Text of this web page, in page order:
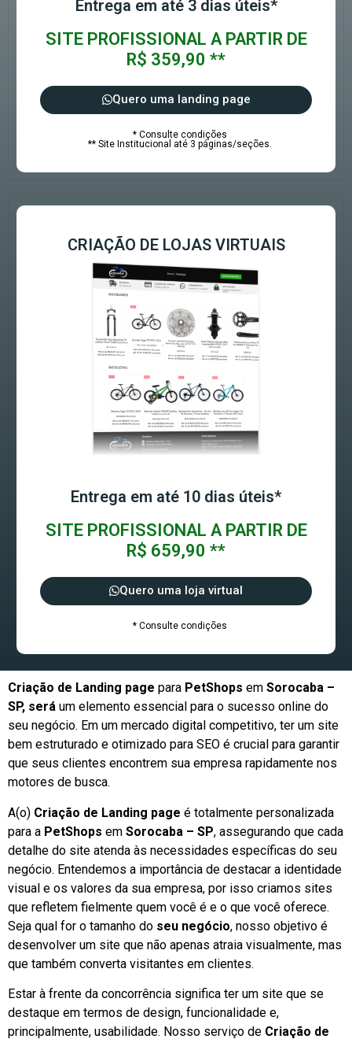
Entrega em até 3 dias úteis*
SITE PROFISSIONAL A PARTIR DE
R$ 359,90 **
Quero uma landing page
* Consulte condições
** Site Institucional até 3 páginas/seções.
CRIAÇÃO DE LOJAS VIRTUAIS
Entrega em até 10 dias úteis*
SITE PROFISSIONAL A PARTIR DE
R$ 659,90 **
Quero uma loja virtual
* Consulte condições
Criação de Landing page para PetShops em Sorocaba –
SP, será um elemento essencial para o sucesso online do
seu negócio. Em um mercado digital competitivo, ter um site
bem estruturado e otimizado para SEO é crucial para garantir
que seus clientes encontrem sua empresa rapidamente nos
motores de busca.
A(o) Criação de Landing page é totalmente personalizada
para a PetShops em Sorocaba – SP, assegurando que cada
detalhe do site atenda às necessidades específicas do seu
negócio. Entendemos a importância de destacar a identidade
visual e os valores da sua empresa, por isso criamos sites
que refletem fielmente quem você é e o que você oferece.
Seja qual for o tamanho do seu negócio, nosso objetivo é
desenvolver um site que não apenas atraia visualmente, mas
que também converta visitantes em clientes.
Estar à frente da concorrência significa ter um site que se
destaque em termos de design, funcionalidade e,
principalmente, usabilidade. Nosso serviço de Criação de